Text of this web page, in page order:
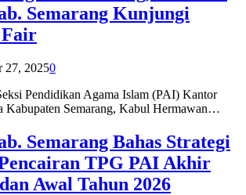
Semarang Kunjungi
Fair
27, 20250
Pendidikan Agama Islam (PAI) Kantor
Kabupaten Semarang, Kabul Hermawan…
Semarang Bahas Strategi
TPG PAI Akhir
Awal Tahun 2026